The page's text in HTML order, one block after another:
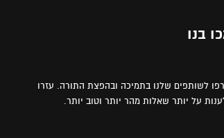
בנו
לשותפים שלנו בתמיכה ובהפצת התורה. עזרו
על יותר שאלות מהר יותר וטוב יותר.